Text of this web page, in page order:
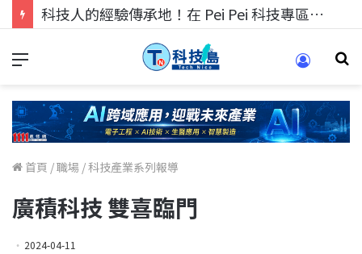
科技人的經驗傳承地！在 Pei Pei 科技專區，與學弟妹交流最硬核的技術
首頁 /職場 /科技產業系列報導
廣積科技 雙喜臨門
2024-04-11